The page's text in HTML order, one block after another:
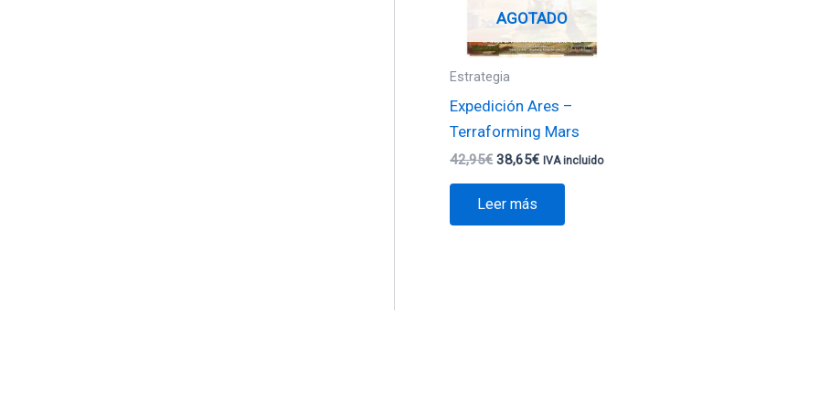
AGOTADO
Estrategia
Expedición Ares –
Terraforming Mars
42,95€ 38,65€ IVA incluido
Leer más